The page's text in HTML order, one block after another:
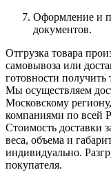
Оформление и
документов.
Отгрузка товара
самовывоза или
готовности получить
Мы осуществляем
Московскому
компаниями по всей
Стоимость доставки
веса, объема и
индивидуально.
покупателя.